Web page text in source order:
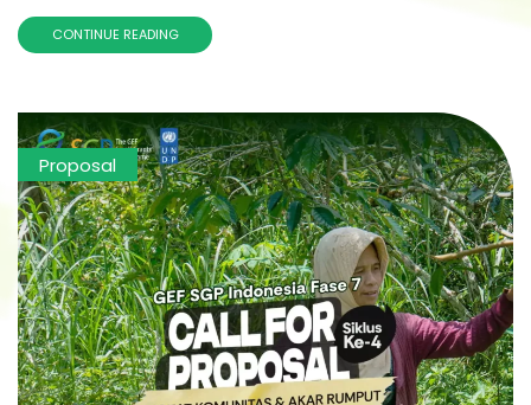
CONTINUE READING
Proposal